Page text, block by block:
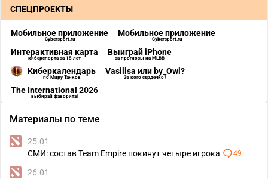
СПЕЦПРОЕКТЫ
Мобильное приложение
Cybersport.ru
Мобильное приложение
Cybersport.ru
Интерактивная карта
киберспорта за 15 лет
Выиграй iPhone
за прогнозы на MLBB
Киберкалендарь
по Миру Танков
Vasilisa или by_Owl?
За кого сердечко?
The International 2026
выбирай фаворита!
Материалы по теме
25.01
СМИ: состав Team Empire покинут четыре игрока
49
26.01